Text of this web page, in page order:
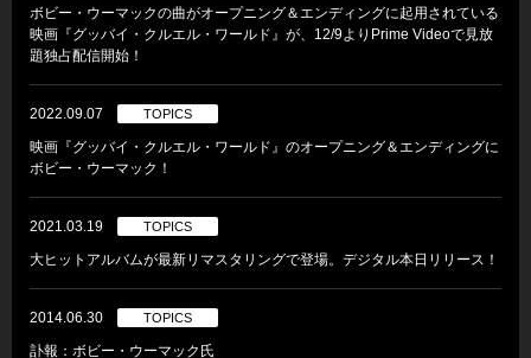
ボビー・ウーマックの曲がオープニング＆エンディングに起用されている
映画『グッバイ・クルエル・ワールド』が、12/9よりPrime Videoで見放
題独占配信開始！
2022.09.07 TOPICS
映画『グッバイ・クルエル・ワールド』のオープニング＆エンディングに
ボビー・ウーマック！
2021.03.19 TOPICS
大ヒットアルバムが最新リマスタリングで登場。デジタル本日リリース！
2014.06.30 TOPICS
訃報：ボビー・ウーマック氏